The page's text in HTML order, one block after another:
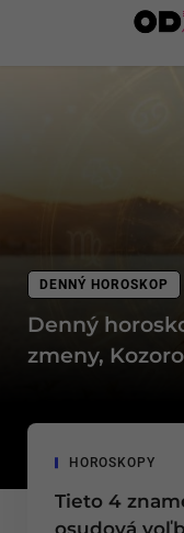
DENNÝ HOROSKOP
Denný
zmeny,
HOROSKOPY
Tieto 4
osudová